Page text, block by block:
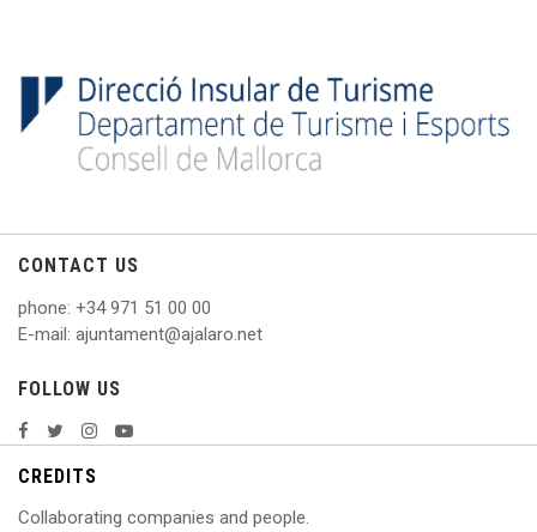
CONTACT US
phone: +34 971 51 00 00
E-mail: ajuntament@ajalaro.net
FOLLOW US
CREDITS
Collaborating companies and people.